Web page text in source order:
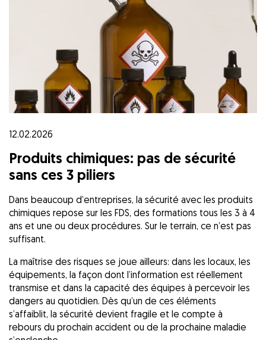
12.02.2026
Produits chimiques: pas de sécurité
sans ces 3 piliers
Dans beaucoup d’entreprises, la sécurité avec les produits
chimiques repose sur les FDS, des formations tous les 3 à 4
ans et une ou deux procédures. Sur le terrain, ce n’est pas
suffisant.
La maîtrise des risques se joue ailleurs: dans les locaux, les
équipements, la façon dont l’information est réellement
transmise et dans la capacité des équipes à percevoir les
dangers au quotidien. Dès qu’un de ces éléments
s’affaiblit, la sécurité devient fragile et le compte à
rebours du prochain accident ou de la prochaine maladie